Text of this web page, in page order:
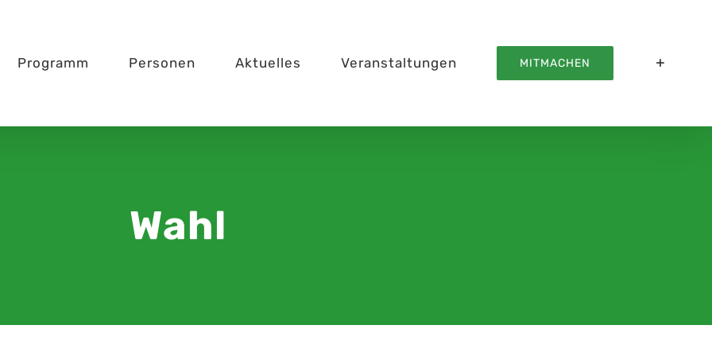
Programm Personen Aktuelles Veranstaltungen MITMACHEN
Wahl